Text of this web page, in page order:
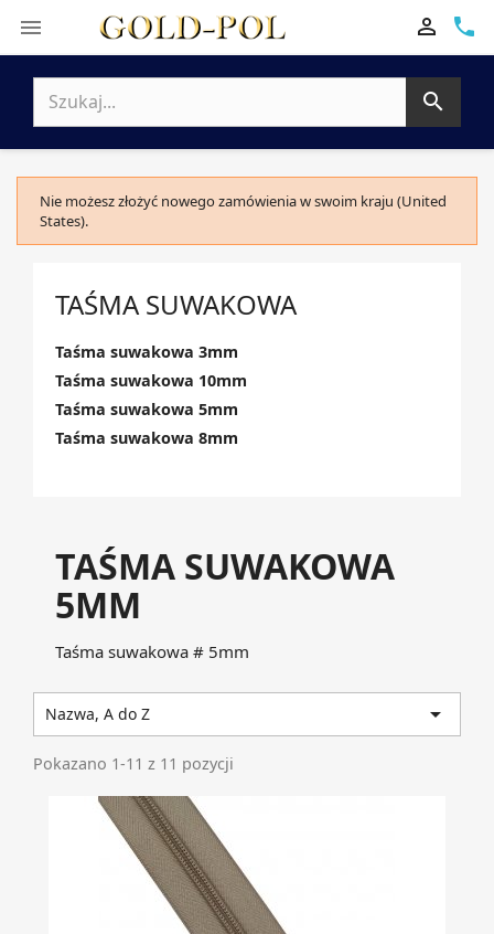
 phone


Nie możesz złożyć nowego zamówienia w swoim kraju (United
States).
TAŚMA SUWAKOWA
Taśma suwakowa 3mm
Taśma suwakowa 10mm
Taśma suwakowa 5mm
Taśma suwakowa 8mm
TAŚMA SUWAKOWA
5MM
Taśma suwakowa # 5mm
Nazwa, A do Z 
Pokazano 1-11 z 11 pozycji